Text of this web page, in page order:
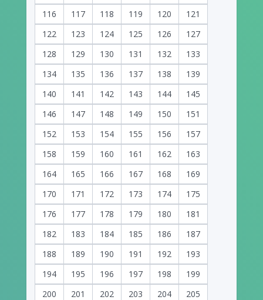
116
117 118 119 120
121
122
123 124 125 126
127
128
129 130 131 132
133
134
135 136 137 138
139
140
141 142 143 144
145
146
147 148 149 150
151
152
153 154 155 156
157
158
159 160 161 162
163
164
165 166 167 168
169
170
171 172 173 174
175
176
177 178 179 180
181
182
183 184 185 186
187
188
189 190 191 192
193
194
195 196 197 198
199
200
201 202 203 204
205